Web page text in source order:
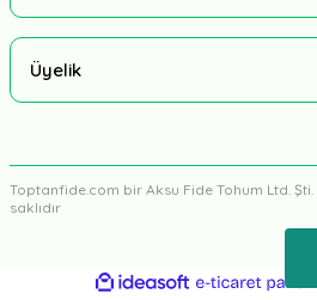
Üyelik
Toptanfide.com bir Aksu Fide Tohum Ltd. Şti.
saklıdır
ideasoft